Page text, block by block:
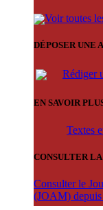
Voir toutes
DÉPOSER UNE
Rédiger
EN SAVOIR
Textes
CONSULTER
Consulter le
(JOAM)